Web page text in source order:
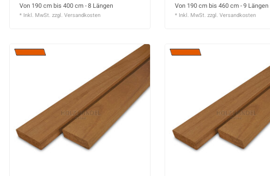
Von 190 cm bis 400 cm - 8 Längen
* Inkl. MwSt. zzgl. Versandkosten
Von 190 cm bis 460 cm - 9 Längen
* Inkl. MwSt. zzgl.Versandkosten